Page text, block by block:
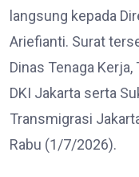
langsung kepada
Ariefianti. Surat
Dinas Tenaga
DKI Jakarta serta
Transmigrasi
Rabu (1/7/2026).